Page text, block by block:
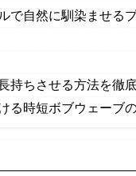
自然に馴染ませる
持ちさせる方法を徹
る時短ボブウェーブ